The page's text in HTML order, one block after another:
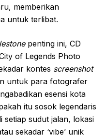
memberikan
untuk terlibat.
penting ini, CD
of Legends Photo
kontes screenshot
untuk para fotografer
esensi kota
itu sosok legendaris
setiap sudut jalan, lokasi
sekadar ‘vibe’ unik